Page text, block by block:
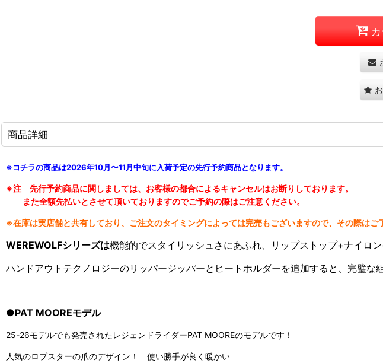
商品詳細
※コチラの商品は2026年10月〜11月中旬に入荷予定の先行予約商品となります。
※注 先行予約商品に関しましては、お客様の都合によるキャンセルはお断りしております。
また全額先払いとさせて頂いておりますのでご予約の際はご注意ください。
※在庫は実店舗と共有しており、ご注文のタイミングによっては完売もございますので、その際はご
WEREWOLFシリーズは機能的でスタイリッシュさにあふれ、リップストップ+ナイロ
ハンドアウトテクノロジーのリッパージッパーとヒートホルダーを追加すると、完璧な
●PAT MOOREモデル
25-26モデルでも発売されたレジェンドライダーPAT MOOREのモデルです！
人気のロブスターの爪のデザイン！ 使い勝手が良く暖かい